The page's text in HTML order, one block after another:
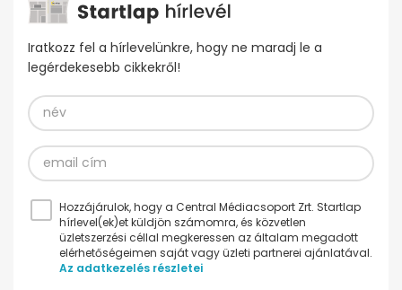
Iratkozz fel a hírlevelünkre, hogy ne maradj le a
legérdekesebb cikkekről!
Hozzájárulok, hogy a Central Médiacsoport Zrt. Startlap
hírlevel(ek)et küldjön számomra, és közvetlen
üzletszerzési céllal megkeressen az általam megadott
elérhetőségeimen saját vagy üzleti partnerei ajánlatával.
Az adatkezelés részletei